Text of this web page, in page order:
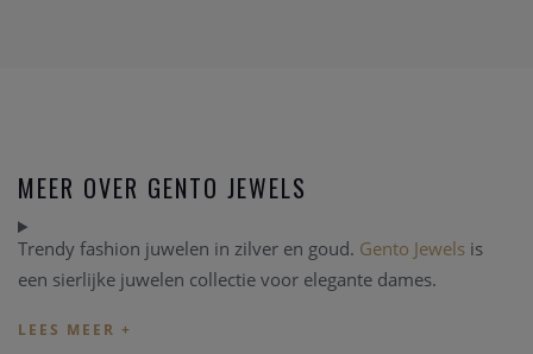
MEER OVER GENTO JEWELS
Trendy fashion juwelen in zilver en goud. Gento Jewels is
een sierlijke juwelen collectie voor elegante dames.